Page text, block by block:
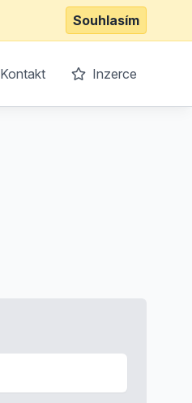
Souhlasím
Kontakt Inzerce